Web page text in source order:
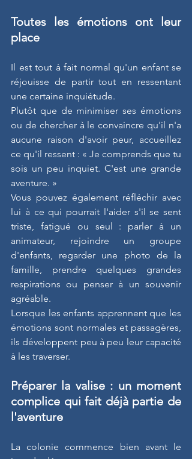
Toutes les émotions ont leur
place
Il est tout à fait normal qu'un enfant se
réjouisse de partir tout en ressentant
une certaine inquiétude.
Plutôt que de minimiser ses émotions
ou de chercher à le convaincre qu'il n'a
aucune raison d'avoir peur, accueillez
ce qu'il ressent : « Je comprends que tu
sois un peu inquiet. C'est une grande
aventure. »
Vous pouvez également réfléchir avec
lui à ce qui pourrait l'aider s'il se sent
triste, fatigué ou seul : parler à un
animateur, rejoindre un groupe
d'enfants, regarder une photo de la
famille, prendre quelques grandes
respirations ou penser à un souvenir
agréable.
Lorsque les enfants apprennent que les
émotions sont normales et passagères,
ils développent peu à peu leur capacité
à les traverser.
Préparer la valise : un moment
complice qui fait déjà partie de
l'aventure
La colonie commence bien avant le